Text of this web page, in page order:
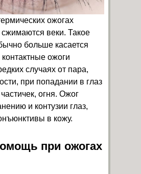
ожогах
веки. Такое
больше касается
ожоги
случаях от пара,
при попадании в глаз
огня. Ожог
и контузии глаз,
в кожу.
при ожогах